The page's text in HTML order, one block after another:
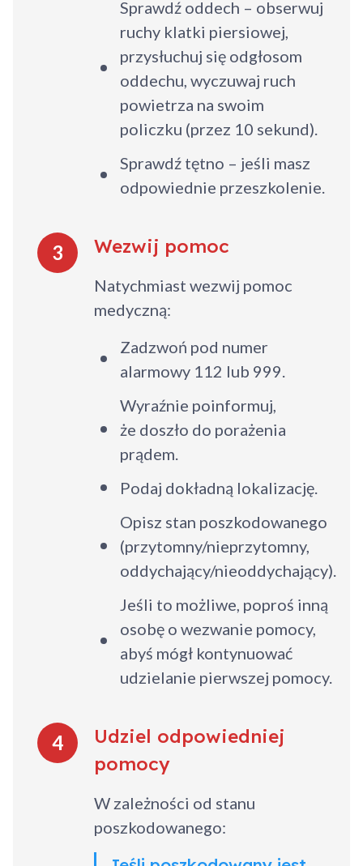
Sprawdź oddech – obserwuj
ruchy klatki piersiowej,
przysłuchuj się odgłosom
oddechu, wyczuwaj ruch
powietrza na swoim
policzku (przez 10 sekund).
Sprawdź tętno – jeśli masz
odpowiednie przeszkolenie.
3 Wezwij pomoc
Natychmiast wezwij pomoc
medyczną:
Zadzwoń pod numer
alarmowy 112 lub 999.
Wyraźnie poinformuj,
że doszło do porażenia
prądem.
Podaj dokładną lokalizację.
Opisz stan poszkodowanego
(przytomny/nieprzytomny,
oddychający/nieoddychający).
Jeśli to możliwe, poproś inną
osobę o wezwanie pomocy,
abyś mógł kontynuować
udzielanie pierwszej pomocy.
4
Udziel odpowiedniej
pomocy
W zależności od stanu
poszkodowanego: